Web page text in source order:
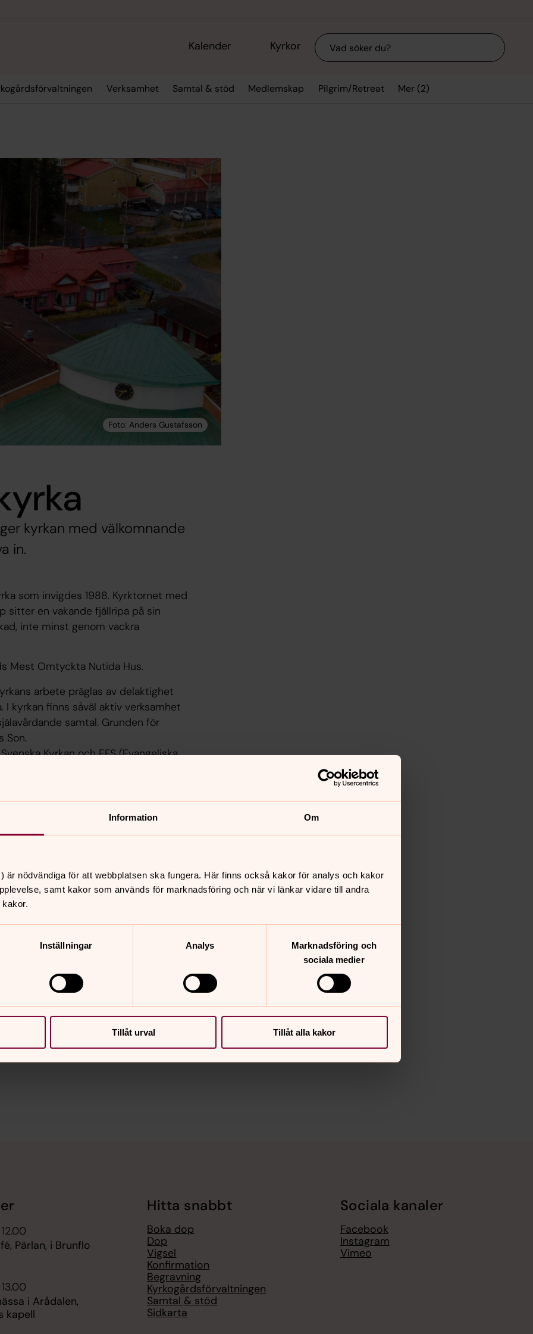
Information Om
är nödvändiga för att webbplatsen ska fungera. Här finns också kakor för analys och kakor
samt kakor som används för marknadsföring och när vi länkar vidare till andra
Inställningar Analys
Marknadsföring och
sociala medier
Tillåt urval Tillåt alla kakor
Kalender Kyrkor Sök
Verksamhet Samtal & stöd Medlemskap Pilgrim/Retreat Mer (2)
kyrkan med välkomnande
in.
som invigdes 1988. Kyrktornet med
sitter en vakande fjällripa på sin
inte minst genom vackra
Mest Omtyckta Nutida Hus.
arbete präglas av delaktighet
I kyrkan finns såväl aktiv verksamhet
samtal. Grunden för
Son.
Kyrkan och EFS (Evangeliska
se dig om i lokalerna. Vi säljer fina
Välkommen in!
vid kyrkan.
ljus (Nytt fönster)
Pärlan, i Brunflo
i Arådalen,
kapell
Hitta snabbt
Boka dop
Dop
Vigsel
Konfirmation
Begravning
Kyrkogårdsförvaltningen
Samtal & stöd
Sidkarta
Sociala kanaler
Facebook
Instagram
Vimeo